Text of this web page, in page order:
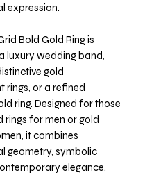
expression.
Bold Gold Ring is
luxury wedding band,
gold
rings, or a refined
ring. Designed for those
rings for men or gold
it combines
geometry, symbolic
elegance.